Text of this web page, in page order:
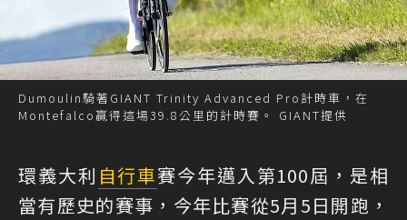
Dumoulin騎著GIANT Trinity Advanced Pro計時車，在
Montefalco贏得這場39.8公里的計時賽。 GIANT提供
環義大利 自行車賽今年邁入第100屆，是相
當有歷史的賽事，今年比賽從5月5日開跑，